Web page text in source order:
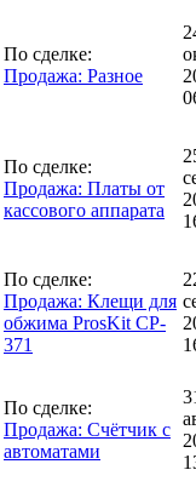
По сделке:
Продажа: Разное
По сделке:
Продажа: Платы от
кассового аппарата
По сделке:
Продажа: Клещи для
обжима ProsKit CP-
371
По сделке:
Продажа: Счётчик с
автоматами